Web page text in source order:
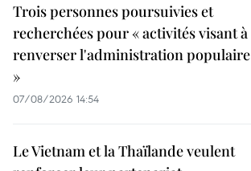
Trois personnes poursuivies et
recherchées pour « activités visant à
renverser l'administration populaire
»
07/08/2026 14:54
Le Vietnam et la Thaïlande veulent